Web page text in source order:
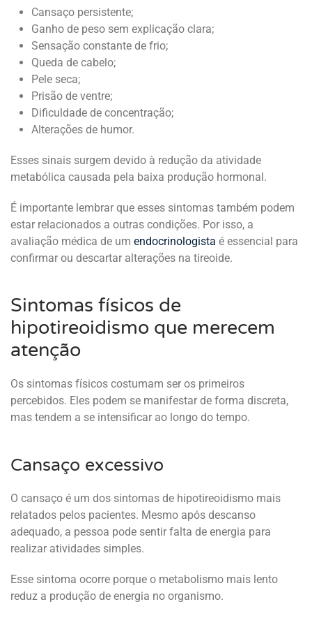
Cansaço persistente;
Ganho de peso sem explicação clara;
Sensação constante de frio;
Queda de cabelo;
Pele seca;
Prisão de ventre;
Dificuldade de concentração;
Alterações de humor.
Esses sinais surgem devido à redução da atividade
metabólica causada pela baixa produção hormonal.
É importante lembrar que esses sintomas também podem
estar relacionados a outras condições. Por isso, a
avaliação médica de um endocrinologista é essencial para
confirmar ou descartar alterações na tireoide.
Sintomas físicos de
hipotireoidismo que merecem
atenção
Os sintomas físicos costumam ser os primeiros
percebidos. Eles podem se manifestar de forma discreta,
mas tendem a se intensificar ao longo do tempo.
Cansaço excessivo
O cansaço é um dos sintomas de hipotireoidismo mais
relatados pelos pacientes. Mesmo após descanso
adequado, a pessoa pode sentir falta de energia para
realizar atividades simples.
Esse sintoma ocorre porque o metabolismo mais lento
reduz a produção de energia no organismo.